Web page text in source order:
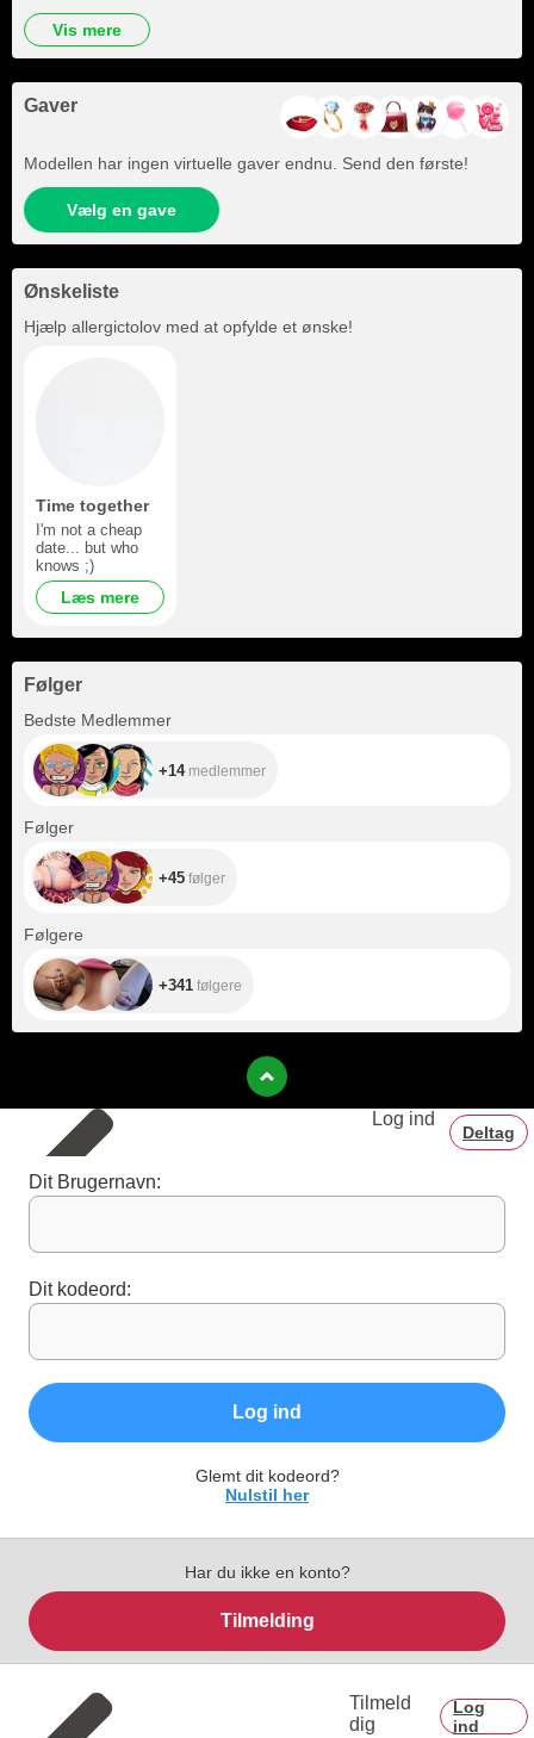
vis mere
Gaver
Modellen har ingen virtuelle gaver endnu. Send den første!
Vælg en gave
Ønskeliste
Hjælp allergictolov med at opfylde et ønske!
Time together
I'm not a cheap
date... but who
knows ;)
Læs mere
Følger
Bedste Medlemmer
+14medlemmer
Følger
+45 følger
Følgere
+341 følgere
Log ind
Deltag
Dit Brugernavn:
Dit kodeord:
Log ind
Glemt dit kodeord?
Nulstil her
Har du ikke en konto?
Tilmelding
Tilmeld
dig
Log
ind